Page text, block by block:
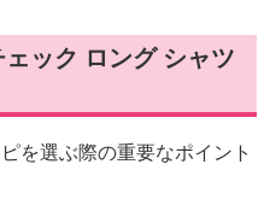
ック ロング シャツ
を選ぶ際の重要なポイント